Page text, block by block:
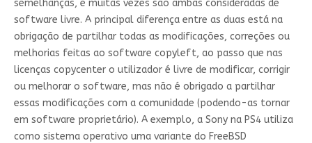
semelhanças, e muitas vezes são ambas consideradas de
software livre. A principal diferença entre as duas está na
obrigação de partilhar todas as modificações, correções ou
melhorias feitas ao software copyleft, ao passo que nas
licenças copycenter o utilizador é livre de modificar, corrigir
ou melhorar o software, mas não é obrigado a partilhar
essas modificações com a comunidade (podendo-as tornar
em software proprietário). A exemplo, a Sony na PS4 utiliza
como sistema operativo uma variante do FreeBSD